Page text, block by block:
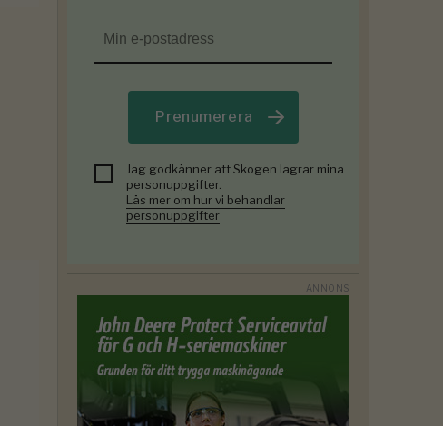
Prenumerera
Jag godkänner att Skogen lagrar mina
personuppgifter.
Läs mer om hur vi behandlar
personuppgifter